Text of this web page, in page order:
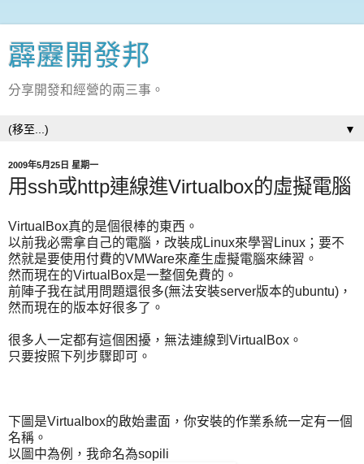
霹靂開發邦
分享開發和經營的兩三事。
▼
2009年5月25日 星期一
用ssh或http連線進Virtualbox的虛擬電腦
VirtualBox真的是個很棒的東西。
以前我必需拿自己的電腦，改裝成Linux來學習Linux；要不
然就是要使用付費的VMWare來產生虛擬電腦來練習。
然而現在的VirtualBox是一整個免費的。
前陣子我在試用問題還很多(無法安裝server版本的ubuntu)，
然而現在的版本好很多了。
很多人一定都有這個困擾，無法連線到VirtualBox。
只要按照下列步驟即可。
下圖是Virtualbox的啟始畫面，你安裝的作業系統一定有一個
名稱。
以圖中為例，我命名為sopili